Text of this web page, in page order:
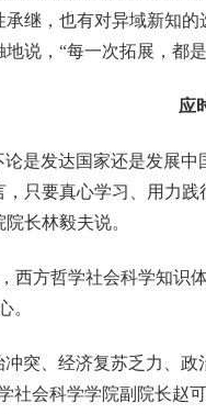
继，也有对异域新知
说，“每一次拓展，都
应
论是发达国家还是发展
，只要真心学习、用力
长林毅夫说。
西方哲学社会科学知识
。
冲突、经济复苏乏力、
社会科学学院副院长赵